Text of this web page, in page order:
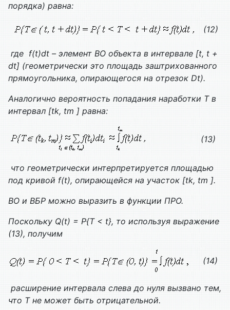
порядка) равна:
(12)
где f(t)dt – элемент ВО объекта в интервале [t, t +
dt] (геометрически это площадь заштрихованного
прямоугольника, опирающегося на отрезок Dt).
Аналогично вероятность попадания наработки Tв
интервал [tk, tm ] равна:
(13)
что геометрически интерпретируется площадью
под кривой f(t), опирающейся на участок [tk, tm ].
ВО и ВБР можно выразить в функции ПРО.
Поскольку Q(t) = P{T < t}, то используя выражение
(13), получим
(14)
расширение интервала слева до нуля вызвано тем,
что Tне может быть отрицательной.